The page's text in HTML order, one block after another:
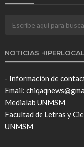
NOTICIAS
- Información de
Email:
Medialab UNMSM
Facultad de Letras y
UNMSM